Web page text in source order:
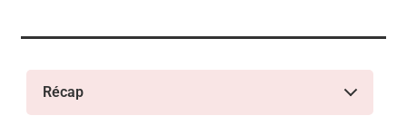
Récap